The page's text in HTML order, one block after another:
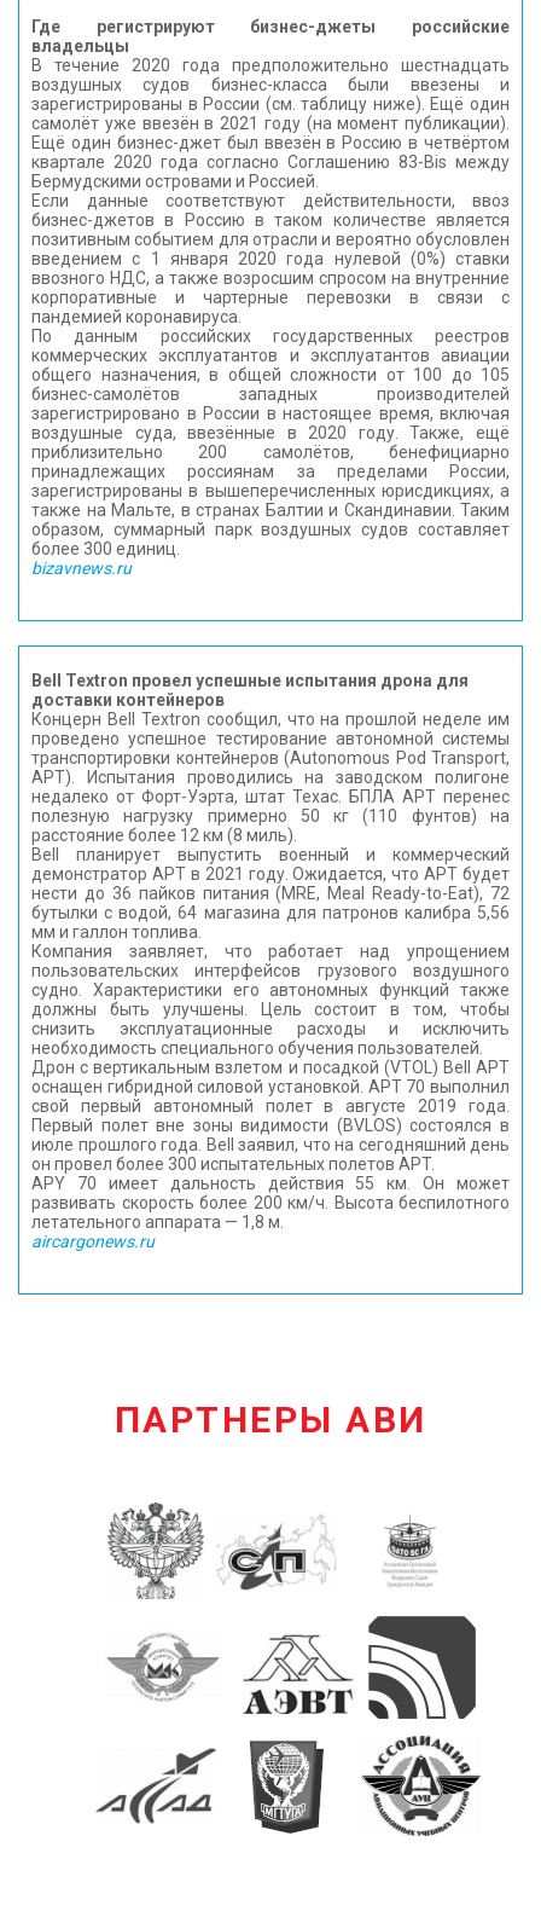
Где регистрируют бизнес-джеты российские
владельцы
В течение 2020 года предположительно шестнадцать
воздушных судов бизнес-класса были ввезены и
зарегистрированы в России (см. таблицу ниже). Ещё один
самолёт уже ввезён в 2021 году (на момент публикации).
Ещё один бизнес-джет был ввезён в Россию в четвёртом
квартале 2020 года согласно Соглашению 83-Bis между
Бермудскими островами и Россией.
Если данные соответствуют действительности, ввоз
бизнес-джетов в Россию в таком количестве является
позитивным событием для отрасли и вероятно обусловлен
введением с 1 января 2020 года нулевой (0%) ставки
ввозного НДС, а также возросшим спросом на внутренние
корпоративные и чартерные перевозки в связи с
пандемией коронавируса.
По данным российских государственных реестров
коммерческих эксплуатантов и эксплуатантов авиации
общего назначения, в общей сложности от 100 до 105
бизнес-самолётов западных производителей
зарегистрировано в России в настоящее время, включая
воздушные суда, ввезённые в 2020 году. Также, ещё
приблизительно 200 самолётов, бенефициарно
принадлежащих россиянам за пределами России,
зарегистрированы в вышеперечисленных юрисдикциях, а
также на Мальте, в странах Балтии и Скандинавии. Таким
образом, суммарный парк воздушных судов составляет
более 300 единиц.
bizavnews.ru
Bell Textron провел успешные испытания дрона для
доставки контейнеров
Концерн Bell Textron сообщил, что на прошлой неделе им
проведено успешное тестирование автономной системы
транспортировки контейнеров (Autonomous Pod Transport,
APT). Испытания проводились на заводском полигоне
недалеко от Форт-Уэрта, штат Техас. БПЛА APT перенес
полезную нагрузку примерно 50 кг (110 фунтов) на
расстояние более 12 км (8 миль).
Bell планирует выпустить военный и коммерческий
демонстратор APT в 2021 году. Ожидается, что APT будет
нести до 36 пайков питания (MRE, Meal Ready-to-Eat), 72
бутылки с водой, 64 магазина для патронов калибра 5,56
мм и галлон топлива.
Компания заявляет, что работает над упрощением
пользовательских интерфейсов грузового воздушного
судно. Характеристики его автономных функций также
должны быть улучшены. Цель состоит в том, чтобы
снизить эксплуатационные расходы и исключить
необходимость специального обучения пользователей.
Дрон с вертикальным взлетом и посадкой (VTOL) Bell APT
оснащен гибридной силовой установкой. APT 70 выполнил
свой первый автономный полет в августе 2019 года.
Первый полет вне зоны видимости (BVLOS) состоялся в
июле прошлого года. Bell заявил, что на сегодняшний день
он провел более 300 испытательных полетов APT.
APY 70 имеет дальность действия 55 км. Он может
развивать скорость более 200 км/ч. Высота беспилотного
летательного аппарата — 1,8 м.
aircargonews.ru
ПАРТНЕРЫ АВИ